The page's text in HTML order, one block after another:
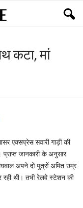
कटा, मां
एक्सप्रेस सवारी गाड़ी की
जानकारी के अनुसार
अपने दो पुत्रों अमित उम्र
रही थी। तभी रेलवे स्टेशन की